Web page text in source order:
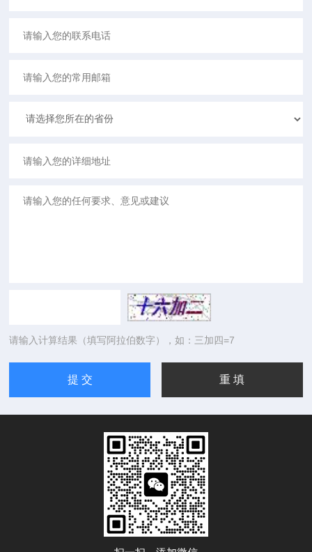
请输入计算结果（填写阿拉伯数字），如：三加四=7